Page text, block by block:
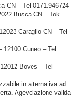
CN – Tel 0171.946724
Busca CN – Tek
Caraglio CN – Tel
Cuneo – Tel
Boves – Tel
in alternativa ad
Agevolazione valida